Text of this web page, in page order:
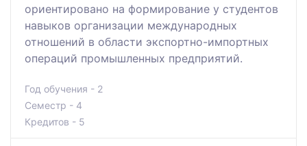
ориентировано на формирование у студентов
навыков организации международных
отношений в области экспортно-импортных
операций промышленных предприятий.
Год обучения - 2
Семестр - 4
Кредитов - 5